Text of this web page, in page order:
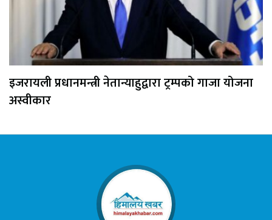
इजरायली प्रधानमन्त्री नेतान्याहुद्वारा ट्रम्पको गाजा योजना
अस्वीकार